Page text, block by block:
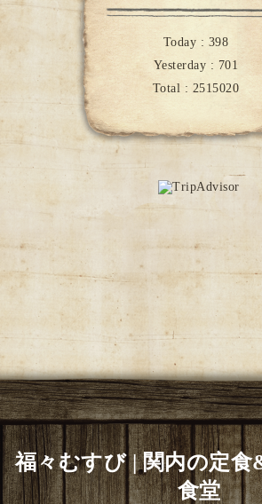
Today : 398
Yesterday : 701
Total : 2515020
福々むすび | 関内の定
食堂